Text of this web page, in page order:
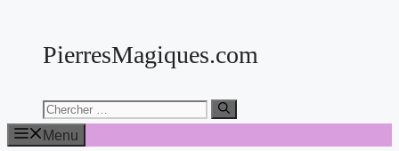
contenuPierresMagiques.com
Chercher:
Menu